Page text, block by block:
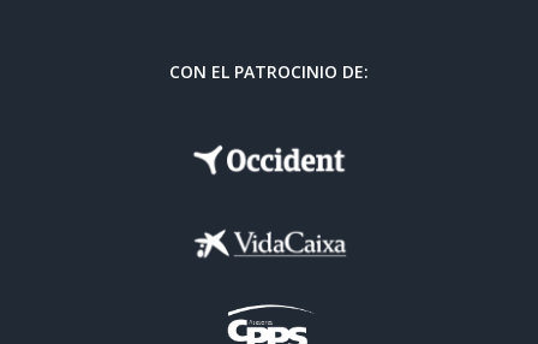
CON EL PATROCINIO DE: